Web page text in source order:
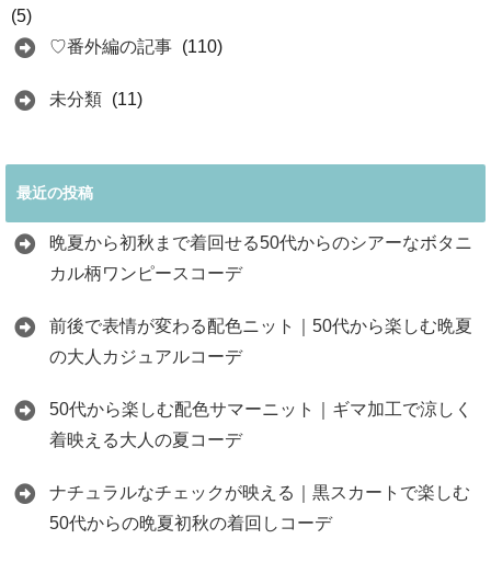
(5)
♡番外編の記事 (110)
未分類 (11)
最近の投稿
晩夏から初秋まで着回せる50代からのシアーなボタニ
カル柄ワンピースコーデ
前後で表情が変わる配色ニット｜50代から楽しむ晩夏
の大人カジュアルコーデ
50代から楽しむ配色サマーニット｜ギマ加工で涼しく
着映える大人の夏コーデ
ナチュラルなチェックが映える｜黒スカートで楽しむ
50代からの晩夏初秋の着回しコーデ